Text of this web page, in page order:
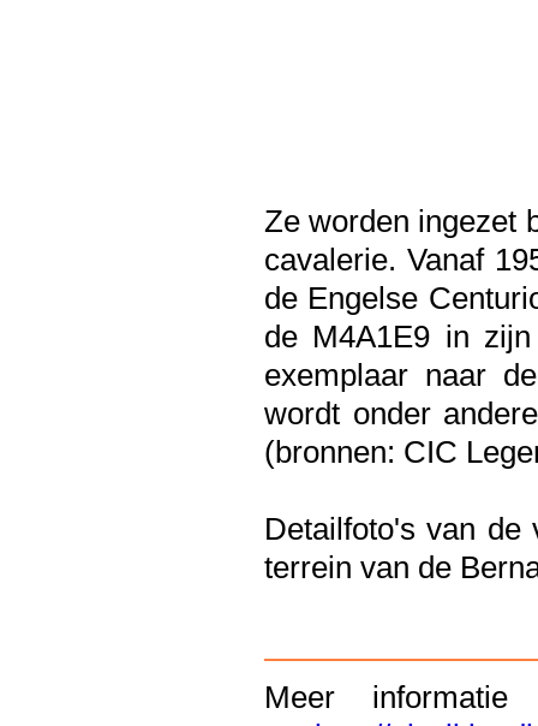
Ze worden ingezet
cavalerie. Vanaf
de Engelse
de M4A1E9 in
exemplaar naar
wordt onder
(bronnen: CIC
Detailfoto's van de
terrein van de
Meer